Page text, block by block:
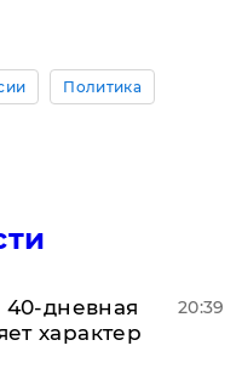
Политика
дневная
характер
20:39